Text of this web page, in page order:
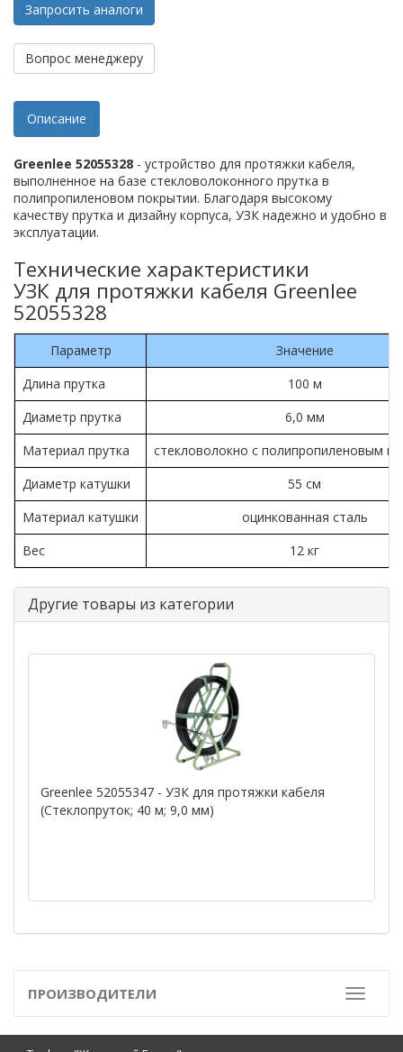
Запросить аналоги
Вопрос менеджеру
Описание
Greenlee 52055328 - устройство для протяжки кабеля,
выполненное на базе стекловолоконного прутка в
полипропиленовом покрытии. Благодаря высокому
качеству прутка и дизайну корпуса, УЗК надежно и удобно в
эксплуатации.
Технические характеристики
УЗК для протяжки кабеля Greenlee
52055328
Параметр
Значение
Длина прутка
100 м
Диаметр прутка
6,0 мм
Материал прутка
стекловолокно с полипропиленовым
Диаметр катушки
55 см
Материал катушки
оцинкованная сталь
Вес
12 кг
Другие товары из категории
Greenlee 52055347 - УЗК для протяжки кабеля
(Стеклопруток; 40 м; 9,0 мм)
Toggle
ПРОИЗВОДИТЕЛИ